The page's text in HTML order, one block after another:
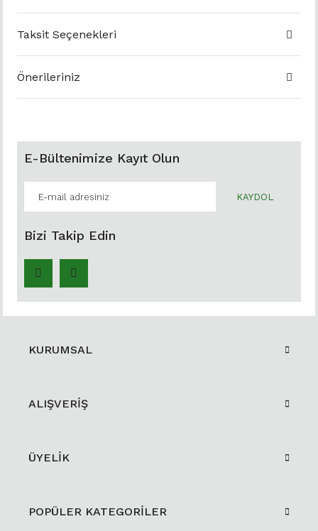
Taksit Seçenekleri
Önerileriniz
E-Bültenimize Kayıt Olun
KAYDOL
Bizi Takip Edin
KURUMSAL
ALIŞVERİŞ
ÜYELİK
POPÜLER KATEGORİLER